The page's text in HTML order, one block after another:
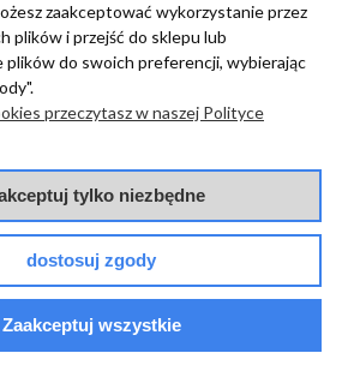
PAFFONI LIGHT
LIG105BO70 BATERIA
UMYWALKOWA
PODTYNKOWA
BIAŁA
zaakceptować wykorzystanie przez
plików i przejść do sklepu lub
plików do swoich preferencji, wybierając
przeczytasz w naszej Polityce
tylko niezbędne
dostosuj zgody
Zaakceptuj wszystkie